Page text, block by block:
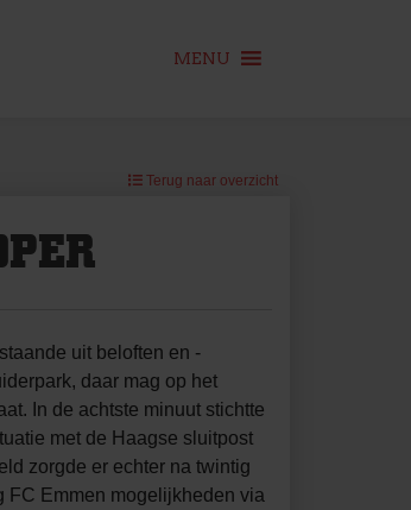
MENU
Terug naar overzicht
uit beloften en -
daar mag op het
In de achtste minuut stichtte
met de Haagse sluitpost
zorgde er echter na twintig
FC Emmen mogelijkheden via